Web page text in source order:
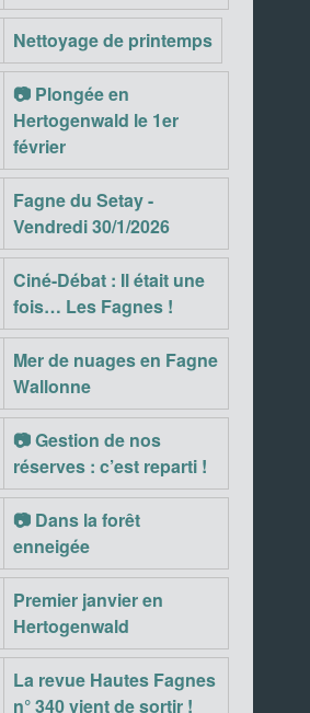
Nettoyage de printemps
📷 Plongée en
Hertogenwald le 1er
février
Fagne du Setay -
Vendredi 30/1/2026
Ciné-Débat : Il était une
fois… Les Fagnes !
Mer de nuages en Fagne
Wallonne
📷 Gestion de nos
réserves : c’est reparti !
📷 Dans la forêt
enneigée
Premier janvier en
Hertogenwald
La revue Hautes Fagnes
n° 340 vient de sortir !